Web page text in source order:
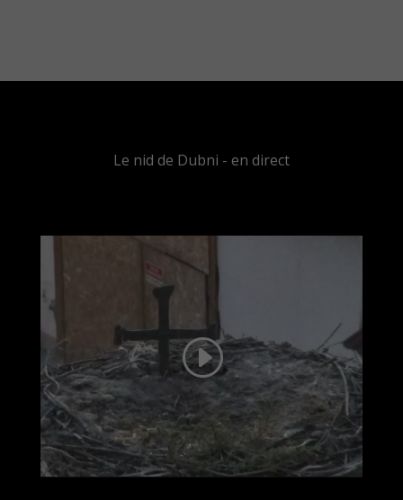
Le nid de Dubni - en direct